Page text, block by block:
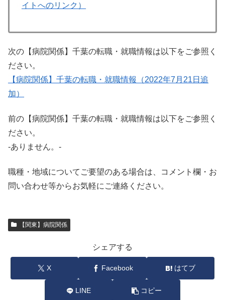
イトへのリンク）
次の【病院関係】千葉の転職・就職情報は以下をご参照く
ださい。
【病院関係】千葉の転職・就職情報（2022年7月21日追
加）
前の【病院関係】千葉の転職・就職情報は以下をご参照く
ださい。
-ありません。-
職種・地域についてご要望のある場合は、コメント欄・お
問い合わせ等からお気軽にご連絡ください。
【関東】病院関係
シェアする
X Facebook はてブ
LINE コピー